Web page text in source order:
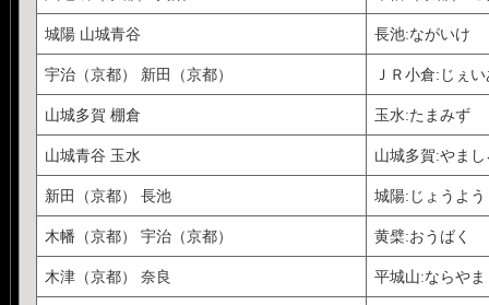
城陽 山城青谷 長池:ながいけ
宇治（京都） 新田（京都） ＪＲ小倉:じぇ
山城多賀 棚倉 玉水:たまみず
山城青谷 玉水 山城多賀:やま
新田（京都） 長池 城陽:じょうよう
木幡（京都） 宇治（京都） 黄檗:おうばく
木津（京都） 奈良 平城山:ならやま